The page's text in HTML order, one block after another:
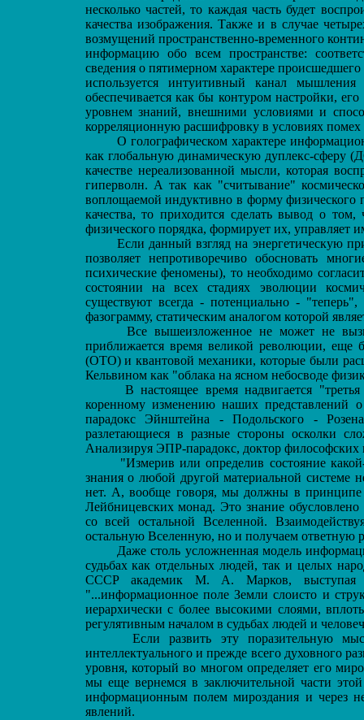
несколько частей, то каждая часть будет
качества изображения. Также и в случае
возмущений пространственно-временного
информацию обо всем пространстве:
сведения о пятимерном характере
используется интуитивный канал
обеспечивается как бы контуром настройки,
уровнем знаний, внешними условиями и
корреляционную расшифровку в условиях
О голографическом характере
как глобальную динамическую дуплекс-сферу
качестве нереализованной мысли, которая
гиперволн. А так как "считывание"
воплощаемой индуктивно в форму
качества, то приходится сделать вывод о
физического порядка, формирует их, управляет
Если данный взгляд на энергетическую
позволяет непротиворечиво обосновать
психические феномены), то необходимо
состоянии на всех стадиях эволюции
существуют всегда - потенциально -
фазограмму, статическим аналогом которой
Все вышеизложенное не может не
приближается время великой революции, еще
(ОТО) и квантовой механики, которые были
Кельвином как "облака на ясном небосводе
В настоящее время надвигается
коренному изменению наших
парадокс Эйнштейна - Подольского -
разлетающиеся в разные стороны осколки
Анализируя ЭПР-парадокс, доктор
"Измерив или определив состояние
знания о любой другой материальной системе
нет. А, вообще говоря, мы должны в принципе
Лейбницевских монад. Это знание
со всей остальной Вселенной.
остальную Вселенную, но и получаем ответную
Даже столь усложненная модель
судьбах как отдельных людей, так и целых
СССР академик М. А. Марков, выступая
"...информационное поле Земли слоисто и
иерархически с более высокими слоями,
регулятивным началом в судьбах людей и
Если развить эту поразительную
интеллектуального и прежде всего духовного
уровня, который во многом определяет его
мы еще вернемся в заключительной части
информационным полем мироздания и через
явлений.